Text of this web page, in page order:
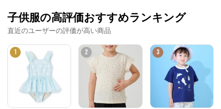
子供服の高評価おすすめランキング
直近のユーザーの評価が高い商品
1 2 3